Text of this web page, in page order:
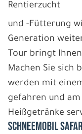
Rentierzucht
und -Fütterung
Generation
Tour bringt
Machen Sie sich
werden mit
gefahren und
Heißgetränke
SCHNEEMOBIL